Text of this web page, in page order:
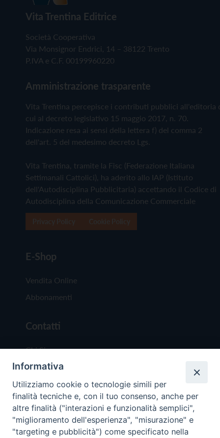
Vita Trentina Editrice
Società Cooperativa
Via Monsignor Endrici, 14 – 38122 Trento
P.IVA e C.F. 00199960220
Amministrazione trasparente
Vita Trentina percepisce i contributi pubblici all'editoria
cui al decreto legislativo 15 maggio 2017, n. 70.
Indicazione resa ai sensi della lettera f) del comma 2
dell'art. 5 del medesimo decreto Lgs.
Vita Trentina, tramite la Fisc (Federazione Italiana
Settimanali Cattolici), ha aderito allo IAP (Istituto
dell'Autodisciplina Pubblicitaria) accettando il Codice di
Autodisciplina della Comunicazione Commerciale
E-Shop
Vendita Online
Abbonamenti
Contatti
Chi Siamo
Redazione
Scrivici
Informativa
Utilizziamo cookie o tecnologie simili per
finalità tecniche e, con il tuo consenso, anche per
altre finalità ("interazioni e funzionalità semplici",
"miglioramento dell'esperienza", "misurazione" e
"targeting e pubblicità") come specificato nella